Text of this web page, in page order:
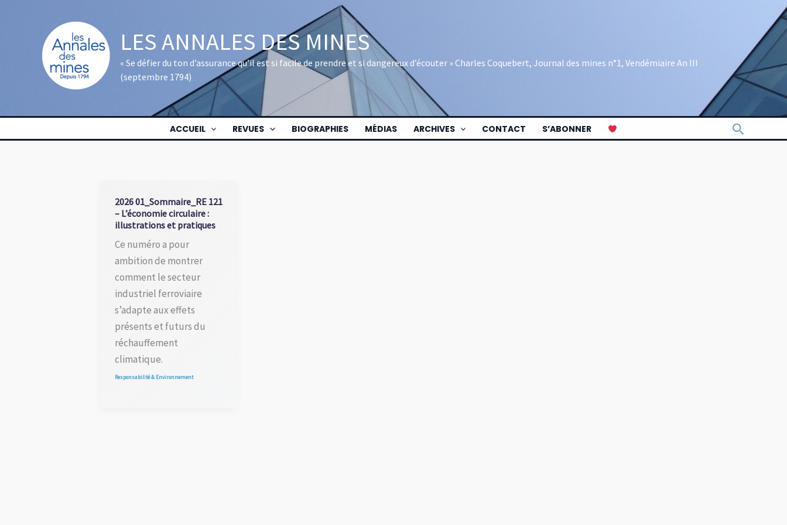
LES ANNALES DES MINES
« Se défier du ton d’assurance qu’il est si facile de prendre et si dangereux d’écouter » Charles Coquebert, Journal des mines n°1, Vendémiaire An III
(septembre 1794)
ACCUEIL REVUES BIOGRAPHIES MÉDIAS ARCHIVES CONTACT S’ABONNER
2026 01_Sommaire_RE 121
– L’économie circulaire :
illustrations et pratiques
Ce numéro a pour
ambition de montrer
comment le secteur
industriel ferroviaire
s’adapte aux effets
présents et futurs du
réchauffement
climatique.
Responsabilité & Environnement